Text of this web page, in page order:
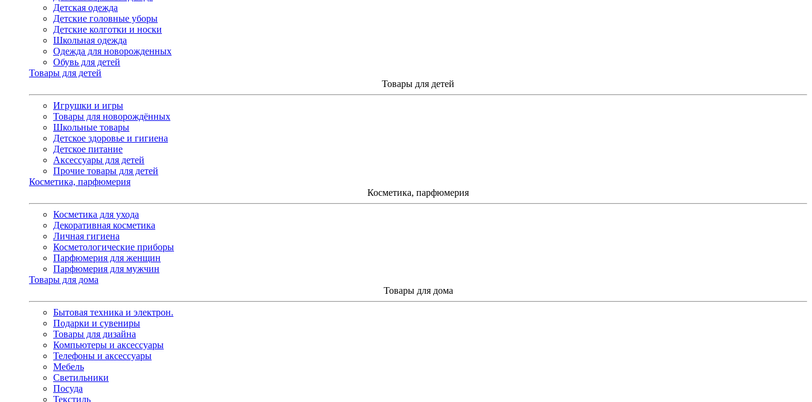
Детская одежда
Детские головные уборы
Детские колготки и носки
Школьная одежда
Одежда для новорожденных
Обувь для детей
Товары для детей
Товары для детей
Игрушки и игры
Товары для новорождённых
Школьные товары
Детское здоровье и гигиена
Детское питание
Аксессуары для детей
Прочие товары для детей
Косметика, парфюмерия
Косметика, парфюмерия
Косметика для ухода
Декоративная косметика
Личная гигиена
Косметологические приборы
Парфюмерия для женщин
Парфюмерия для мужчин
Товары для дома
Товары для дома
Бытовая техника и электрон.
Подарки и сувениры
Товары для дизайна
Компьютеры и аксессуары
Телефоны и аксессуары
Мебель
Светильники
Посуда
Текстиль